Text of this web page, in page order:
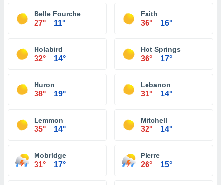
Belle Fourche
27° 11°
Faith
36° 16°
Holabird
32° 14°
Hot Springs
36° 17°
Huron
38° 19°
Lebanon
31° 14°
Lemmon
35° 14°
Mitchell
32° 14°
Mobridge
31° 17°
Pierre
26° 15°